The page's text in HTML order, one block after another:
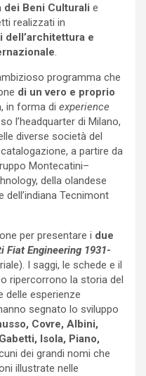
Beni Culturali e
realizzati in
dell’architettura e
.
programma che
di un vero e proprio
, in forma di experience
l’headquarter di Milano,
diverse società del
a partire da
Montecatini–
della olandese
dell’indiana Tecnimont
per presentare i due
Fiat Engineering 1931-
I saggi, le schede e il
ripercorrono la storia del
delle esperienze
segnato lo sviluppo
Covre, Albini,
Isola, Piano,
dei grandi nomi che
illustrate nelle